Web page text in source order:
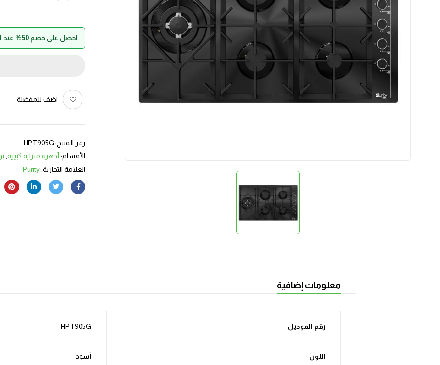
احصل على خصم 50% عند الدفع بواسطة حالا
اضف للمفضلة
رمز المنتج: HPT905G
الأقسام: أجهزة منزلية كبيرة
العلامة التجارية:Purity
معلومات إضافية
رقم الموديل HPT905G
اللون أسود